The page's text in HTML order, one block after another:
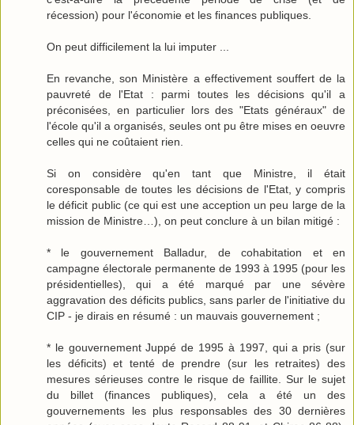
récession) pour l'économie et les finances publiques.
On peut difficilement la lui imputer ...
En revanche, son Ministère a effectivement souffert de la
pauvreté de l'Etat : parmi toutes les décisions qu'il a
préconisées, en particulier lors des "Etats généraux" de
l'école qu'il a organisés, seules ont pu être mises en oeuvre
celles qui ne coûtaient rien.
Si on considère qu'en tant que Ministre, il était
coresponsable de toutes les décisions de l'Etat, y compris
le déficit public (ce qui est une acception un peu large de la
mission de Ministre…), on peut conclure à un bilan mitigé :
* le gouvernement Balladur, de cohabitation et en
campagne électorale permanente de 1993 à 1995 (pour les
présidentielles), qui a été marqué par une sévère
aggravation des déficits publics, sans parler de l'initiative du
CIP - je dirais en résumé : un mauvais gouvernement ;
* le gouvernement Juppé de 1995 à 1997, qui a pris (sur
les déficits) et tenté de prendre (sur les retraites) des
mesures sérieuses contre le risque de faillite. Sur le sujet
du billet (finances publiques), cela a été un des
gouvernements les plus responsables des 30 dernières